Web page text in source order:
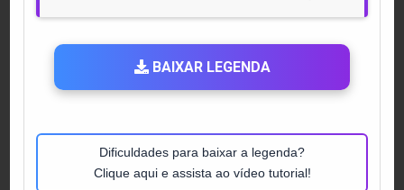
BAIXAR LEGENDA
Dificuldades para baixar a legenda?
Clique aqui e assista ao vídeo tutorial!